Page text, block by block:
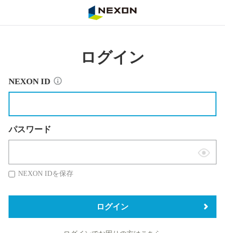
ログイン
NEXON ID
パスワード
表
替
NEXON IDを保存
ログイン